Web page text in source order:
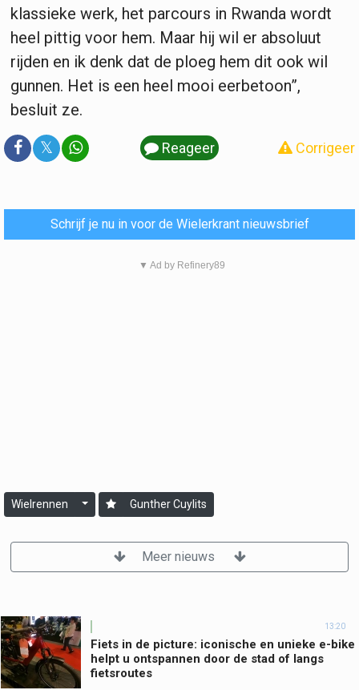
klassieke werk, het parcours in Rwanda wordt
heel pittig voor hem. Maar hij wil er absoluut
rijden en ik denk dat de ploeg hem dit ook wil
gunnen. Het is een heel mooi eerbetoon”,
besluit ze.
𝕏 Reageer Corrigeer
Schrijf je nu in voor de Wielerkrant nieuwsbrief
▼ Ad by Refinery89
Wielrennen Gunther Cuylits
Meer nieuws
13:20
Fiets in de picture: iconische en unieke e-bike
helpt u ontspannen door de stad of langs
fietsroutes